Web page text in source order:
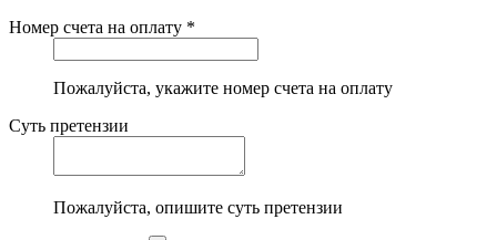
Номер счета на оплату *
Пожалуйста, укажите номер счета на оплату
Суть претензии
Пожалуйста, опишите суть претензии